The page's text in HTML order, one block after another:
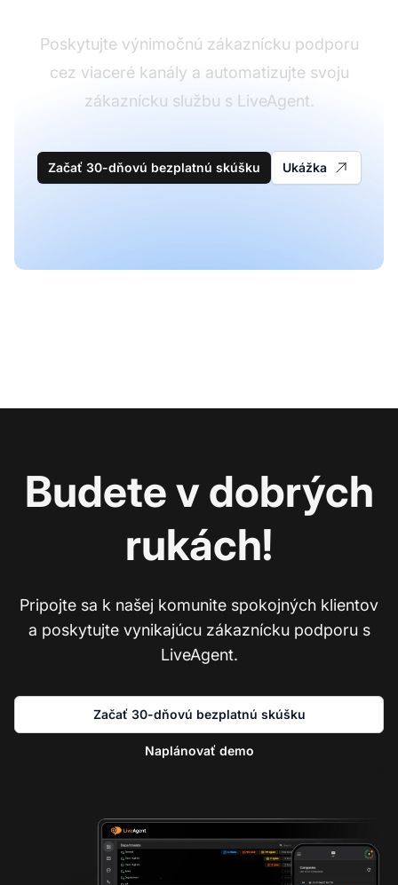
Poskytujte výnimočnú zákaznícku podporu
cez viaceré kanály a automatizujte svoju
zákaznícku službu s LiveAgent.
Začať 30-dňovú bezplatnú skúšku Ukážka
Budete v dobrých
rukách!
Pripojte sa k našej komunite spokojných klientov
a poskytujte vynikajúcu zákaznícku podporu s
LiveAgent.
Začať 30-dňovú bezplatnú skúšku
Naplánovať demo